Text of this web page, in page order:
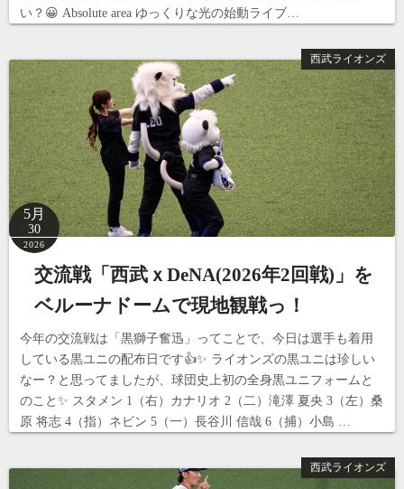
い？😀 Absolute area ゆっくりな光の始動ライブ…
西武ライオンズ
5月
30
2026
交流戦「西武ｘDeNA(2026年2回戦)」を
ベルーナドームで現地観戦っ！
今年の交流戦は「黒獅子奮迅」ってことで、今日は選手も着用
している黒ユニの配布日です👍✨ ライオンズの黒ユニは珍しい
なー？と思ってましたが、球団史上初の全身黒ユニフォームと
のこと✨ スタメン 1（右）カナリオ 2（二）滝澤 夏央 3（左）桑
原 将志 4（指）ネビン 5（一）長谷川 信哉 6（捕）小島 …
西武ライオンズ